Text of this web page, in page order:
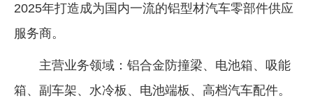
2025年打造成为国内一流的铝型材汽车零部件供应
服务商。
主营业务领域：铝合金防撞梁、电池箱、吸能
箱、副车架、水冷板、电池端板、高档汽车配件。